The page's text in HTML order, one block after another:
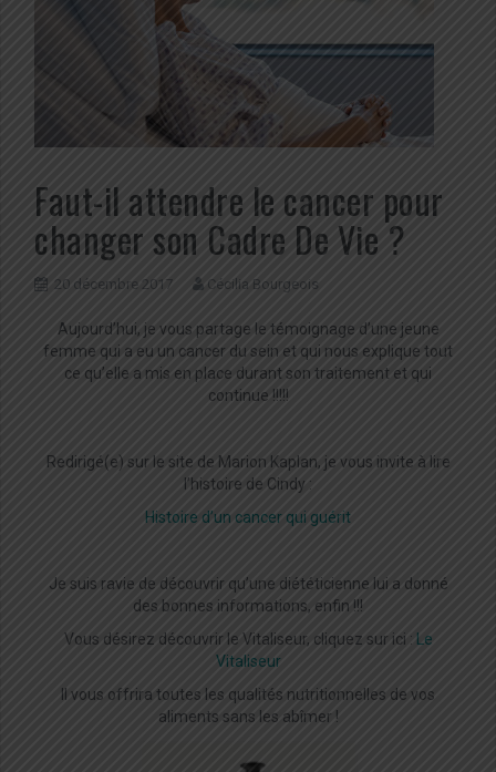
Faut-il attendre le cancer pour
changer son Cadre De Vie ?
20 décembre 2017 Cécilia Bourgeois
Aujourd’hui, je vous partage le témoignage d’une jeune
femme qui a eu un cancer du sein et qui nous explique tout
ce qu’elle a mis en place durant son traitement et qui
continue !!!!!
Redirigé(e) sur le site de Marion Kaplan, je vous invite à lire
l’histoire de Cindy :
Histoire d’un cancer qui guérit
Je suis ravie de découvrir qu’une diététicienne lui a donné
des bonnes informations, enfin !!!
Vous désirez découvrir le Vitaliseur, cliquez sur ici :
Le
Vitaliseur
Il vous offrira toutes les qualités nutritionnelles de vos
aliments sans les abîmer !